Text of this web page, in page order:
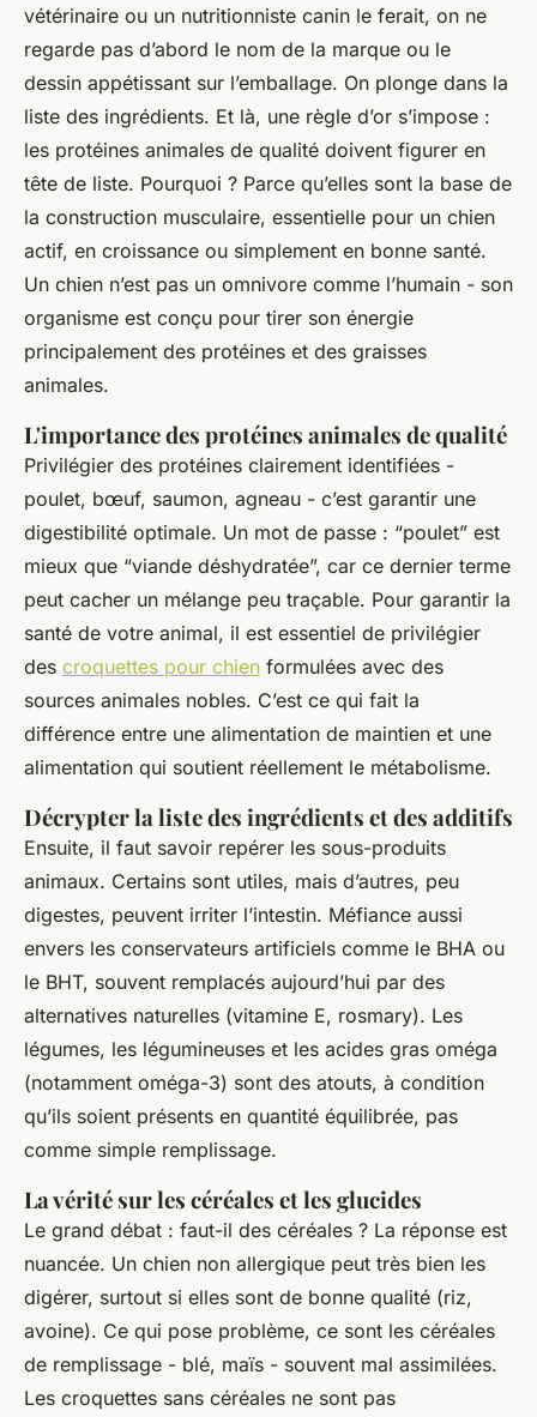
vétérinaire ou un nutritionniste canin le ferait, on ne
regarde pas d’abord le nom de la marque ou le
dessin appétissant sur l’emballage. On plonge dans la
liste des ingrédients. Et là, une règle d’or s’impose :
les protéines animales de qualité doivent figurer en
tête de liste. Pourquoi ? Parce qu’elles sont la base de
la construction musculaire, essentielle pour un chien
actif, en croissance ou simplement en bonne santé.
Un chien n’est pas un omnivore comme l’humain - son
organisme est conçu pour tirer son énergie
principalement des protéines et des graisses
animales.
L'importance des protéines animales de qualité
Privilégier des protéines clairement identifiées -
poulet, bœuf, saumon, agneau - c’est garantir une
digestibilité optimale. Un mot de passe : “poulet” est
mieux que “viande déshydratée”, car ce dernier terme
peut cacher un mélange peu traçable. Pour garantir la
santé de votre animal, il est essentiel de privilégier
des croquettes pour chien formulées avec des
sources animales nobles. C’est ce qui fait la
différence entre une alimentation de maintien et une
alimentation qui soutient réellement le métabolisme.
Décrypter la liste des ingrédients et des additifs
Ensuite, il faut savoir repérer les sous-produits
animaux. Certains sont utiles, mais d’autres, peu
digestes, peuvent irriter l’intestin. Méfiance aussi
envers les conservateurs artificiels comme le BHA ou
le BHT, souvent remplacés aujourd’hui par des
alternatives naturelles (vitamine E, rosmary). Les
légumes, les légumineuses et les acides gras oméga
(notamment oméga-3) sont des atouts, à condition
qu’ils soient présents en quantité équilibrée, pas
comme simple remplissage.
La vérité sur les céréales et les glucides
Le grand débat : faut-il des céréales ? La réponse est
nuancée. Un chien non allergique peut très bien les
digérer, surtout si elles sont de bonne qualité (riz,
avoine). Ce qui pose problème, ce sont les céréales
de remplissage - blé, maïs - souvent mal assimilées.
Les croquettes sans céréales ne sont pas